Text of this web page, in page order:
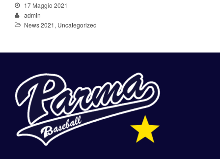
17 Maggio 2021
admin
News 2021, Uncategorized